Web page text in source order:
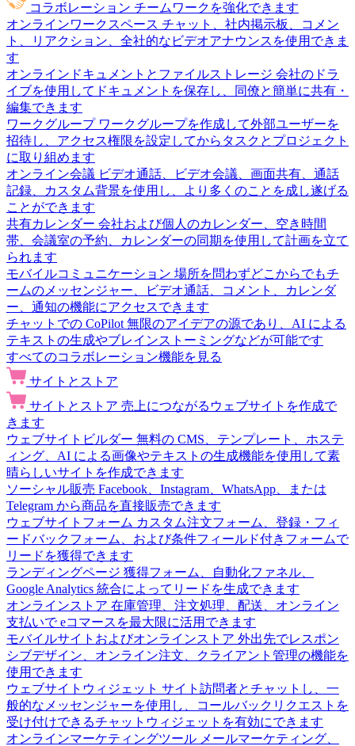
コラボレーション チームワークを強化できます
オンラインワークスペース チャット、社内掲示板、コメン
ト、リアクション、全社的なビデオアナウンスを使用できま
す
オンラインドキュメントとファイルストレージ 会社のドラ
イブを使用してドキュメントを保存し、同僚と簡単に共有・
編集できます
ワークグループ ワークグループを作成して外部ユーザーを
招待し、アクセス権限を設定してからタスクとプロジェクト
に取り組めます
オンライン会議 ビデオ通話、ビデオ会議、画面共有、通話
記録、カスタム背景を使用し、より多くのことを成し遂げる
ことができます
共有カレンダー 会社および個人のカレンダー、空き時間
帯、会議室の予約、カレンダーの同期を使用して計画を立て
られます
モバイルコミュニケーション 場所を問わずどこからでもチ
ームのメッセンジャー、ビデオ通話、コメント、カレンダ
ー、通知の機能にアクセスできます
チャットでの CoPilot 無限のアイデアの源であり、AI による
テキストの生成やブレインストーミングなどが可能です
すべてのコラボレーション機能を見る
サイトとストア
サイトとストア 売上につながるウェブサイトを作成で
きます
ウェブサイトビルダー 無料の CMS、テンプレート、ホステ
ィング、AI による画像やテキストの生成機能を使用して素
晴らしいサイトを作成できます
ソーシャル販売 Facebook、Instagram、WhatsApp、または
Telegram から商品を直接販売できます
ウェブサイトフォーム カスタム注文フォーム、登録・フィ
ードバックフォーム、および条件フィールド付きフォームで
リードを獲得できます
ランディングページ 獲得フォーム、自動化ファネル、
Google Analytics 統合によってリードを生成できます
オンラインストア 在庫管理、注文処理、配送、オンライン
支払いで eコマースを最大限に活用できます
モバイルサイトおよびオンラインストア 外出先でレスポン
シブデザイン、オンライン注文、クライアント管理の機能を
使用できます
ウェブサイトウィジェット サイト訪問者とチャットし、一
般的なメッセンジャーを使用し、コールバックリクエストを
受け付けできるチャットウィジェットを有効にできます
オンラインマーケティングツール メールマーケティング、